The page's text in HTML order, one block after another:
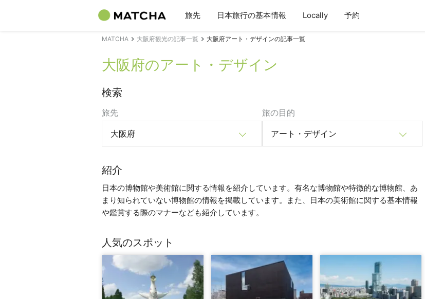
旅先 日本旅行の基本情報 Locally 予約
MATCHA 大阪府観光の記事一覧 大阪府アート・デザインの記事一覧
大阪府のアート・デザイン
検索
旅先
大阪府
旅の目的
アート・デザイン
紹介
日本の博物館や美術館に関する情報を紹介しています。有名な博物館や特徴的な博物館、あ
まり知られていない博物館の情報を掲載しています。また、日本の美術館に関する基本情報
や鑑賞する際のマナーなども紹介しています。
人気のスポット